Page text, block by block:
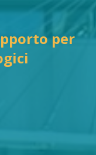
per